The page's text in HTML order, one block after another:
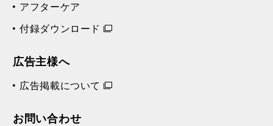
アフターケア
付録ダウンロード
広告主様へ
広告掲載について
お問い合わせ